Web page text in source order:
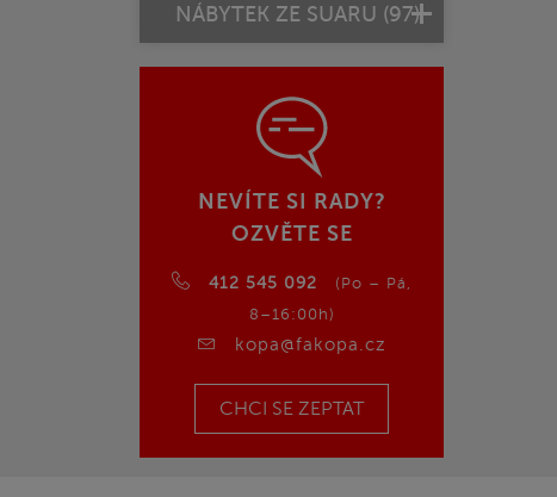
NÁBYTEK ZE SUARU (97)
NEVÍTE SI RADY?
OZVĚTE SE
412 545 092
(Po – Pá,
8–16:00h)
kopa@fakopa.cz
CHCI SE ZEPTAT